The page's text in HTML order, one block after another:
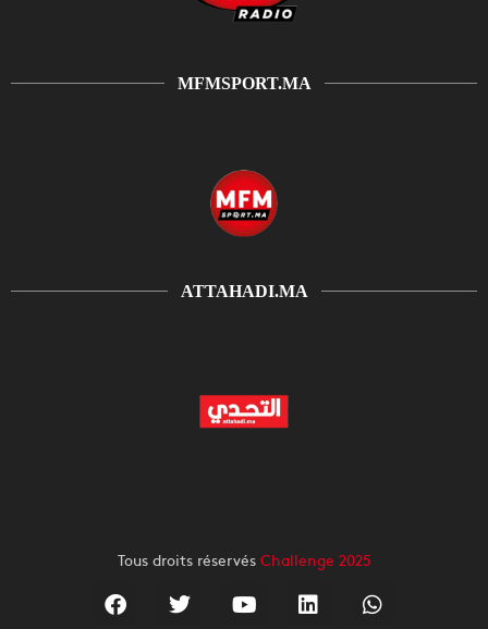
MFMSPORT.MA
ATTAHADI.MA
Tous droits réservés Challenge 2025